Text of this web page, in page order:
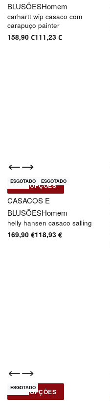
BLUSÕESHomem
carhartt wip casaco com
carapuço painter
158,90 €111,23 €
Novo -30% OFF
ESGOTADO ESGOTADO
VER OPÇÕES
Helly Hansen
CASACOS E
BLUSÕESHomem
helly hansen casaco salling
169,90 €118,93 €
Novo -30% OFF
ESGOTADO
VER OPÇÕES
Carhartt WIP